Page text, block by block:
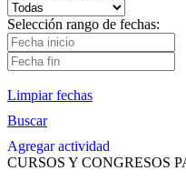
Selección rango de fechas:
Limpiar fechas
Buscar
Agregar actividad
CURSOS Y CONGRESOS